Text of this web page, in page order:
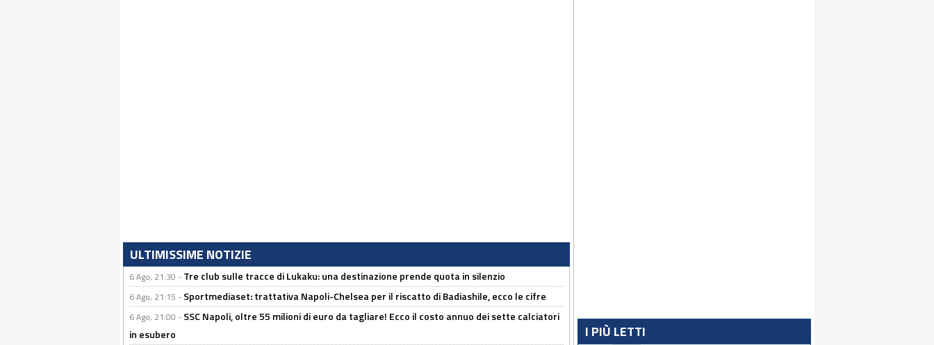
ULTIMISSIME NOTIZIE
6 Ago, 21:30 - Tre club sulle tracce di Lukaku: una destinazione prende quota in silenzio
6 Ago, 21:15 - Sportmediaset: trattativa Napoli-Chelsea per il riscatto di Badiashile, ecco le cifre
6 Ago, 21:00 - SSC Napoli, oltre 55 milioni di euro da tagliare! Ecco il costo annuo dei sette calciatori
in esubero
I PIÙ LETTI